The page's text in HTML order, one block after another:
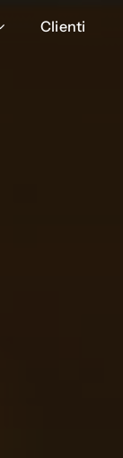
Clienti
Clienti